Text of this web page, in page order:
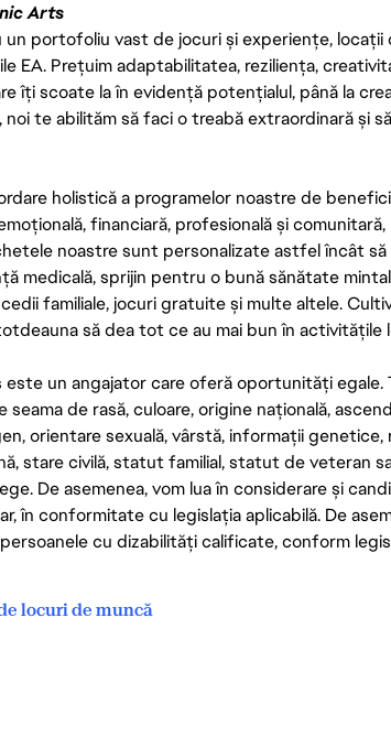
Arts
un portofoliu vast de jocuri și experiențe,
EA. Prețuim adaptabilitatea, reziliența,
îți scoate la în evidență potențialul, până la
noi te abilităm să faci o treabă extraordinară și
holistică a programelor noastre de
financiară, profesională și
noastre sunt personalizate astfel încât
medicală, sprijin pentru o bună sănătate
familiale, jocuri gratuite și multe altele.
să dea tot ce au mai bun în activitățile
un angajator care oferă oportunități egale.
seama de rasă, culoare, origine națională,
orientare sexuală, vârstă, informații genetice,
stare civilă, statut familial, statut de veteran
De asemenea, vom lua în considerare și
în conformitate cu legislația aplicabilă. De
cu dizabilități calificate, conform
locuri de muncă